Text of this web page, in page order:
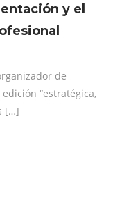
y el
de
“estratégica,
[…]